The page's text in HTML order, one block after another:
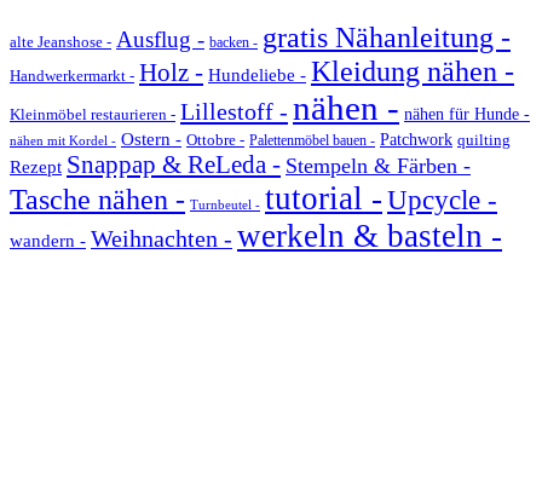
alte Jeanshose - Ausflug - backen - gratis Nähanleitung -
Handwerkermarkt - Holz - Hundeliebe - Kleidung nähen -
Kleinmöbel restaurieren - Lillestoff - nähen - nähen für Hunde -
nähen mit Kordel - Ostern - Ottobre - Palettenmöbel bauen - Patchwork quilting
Rezept Snappap & ReLeda - Stempeln & Färben -
Tasche nähen - Turnbeutel - tutorial -Upcycle -
wandern - Weihnachten - werkeln & basteln -